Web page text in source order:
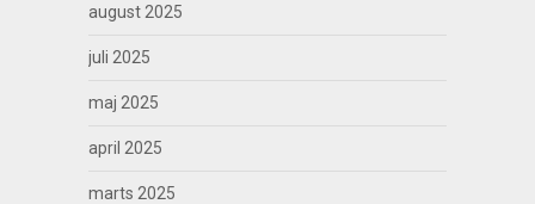
august 2025
juli 2025
maj 2025
april 2025
marts 2025